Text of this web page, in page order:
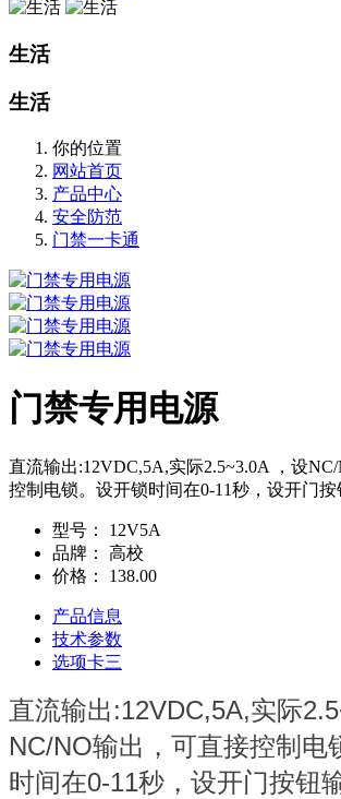
生活
生活
你的位置
网站首页
产品中心
安全防范
门禁一卡通
门禁专用电源
直流输出:12VDC,5A,实际2.5~3.0A ，设
控制电锁。设开锁时间在0-11秒，设开门按
型号：
12V5A
品牌：
高校
价格：
138.00
产品信息
技术参数
选项卡三
直流输出:12VDC,5A,实际
NC/NO输出，可直接控制电
时间在0-11秒，设开门按钮